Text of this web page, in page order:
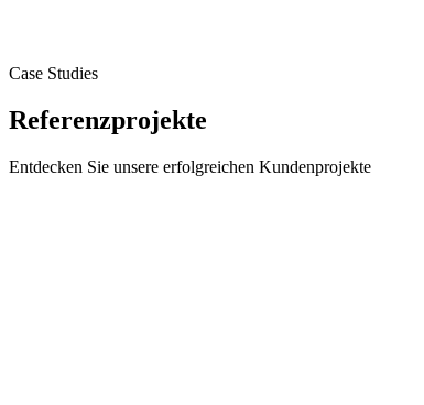
Case Studies
Referenzprojekte
Entdecken Sie unsere erfolgreichen Kundenprojekte